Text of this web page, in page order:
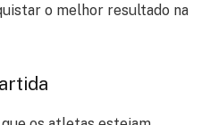
o melhor resultado na